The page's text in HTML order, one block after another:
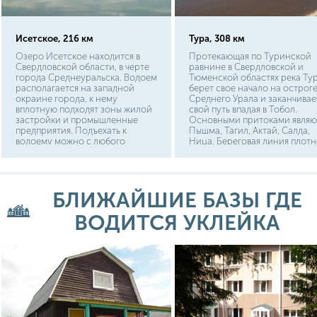
Исетское, 216 км
Озеро Исетское находится в
Свердловской области, в черте
города Среднеуральска. Водоем
располагается на западной
окраине города, к нему
вплотную подходят зоны жилой
застройки и промышленные
предприятия. Подъехать к
водоему можно с любого
путь до Нижнего Тагила
составит 240 км.
Тура, 308 км
Протекающая по Туринской
равнине в Свердловской и
Тюменской областях река
берет свое начало на остроге
Среднего Урала и
свой путь впадая в Тобол.
Основными притоками
Пышма, Тагил, Актай, Салда,
Ница. Береговая линия
БЛИЖАЙШИЕ БАЗЫ ГДЕ
ВОДИТСЯ УКЛЕЙКА